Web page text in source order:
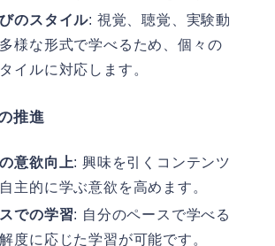
のスタイル: 視覚、聴覚、実験動
様な形式で学べるため、個々の
イルに対応します。
推進
意欲向上: 興味を引くコンテンツ
主的に学ぶ意欲を高めます。
での学習: 自分のペースで学べる
度に応じた学習が可能です。